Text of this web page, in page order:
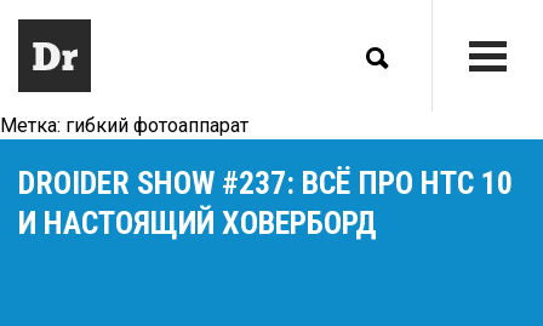
Метка: гибкий фотоаппарат
DROIDER SHOW #237: ВСЁ ПРО HTC 10
И НАСТОЯЩИЙ ХОВЕРБОРД